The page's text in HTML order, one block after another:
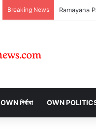
Breaking News
OWN নির্বাবা OWN